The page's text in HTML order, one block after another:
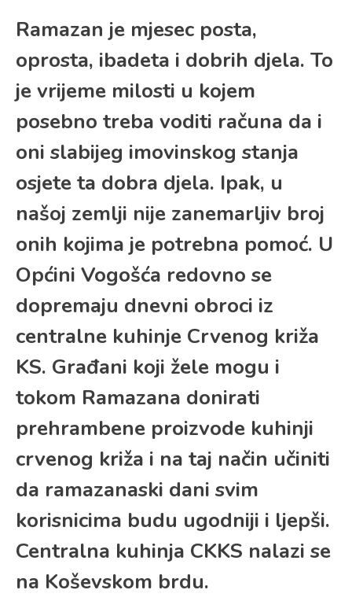
Ramazan je mjesec posta,
oprosta, ibadeta i dobrih djela. To
je vrijeme milosti u kojem
posebno treba voditi računa da i
oni slabijeg imovinskog stanja
osjete ta dobra djela. Ipak, u
našoj zemlji nije zanemarljiv broj
onih kojima je potrebna pomoć. U
Općini Vogošća redovno se
dopremaju dnevni obroci iz
centralne kuhinje Crvenog križa
KS. Građani koji žele mogu i
tokom Ramazana donirati
prehrambene proizvode kuhinji
crvenog križa i na taj način učiniti
da ramazanaski dani svim
korisnicima budu ugodniji i ljepši.
Centralna kuhinja CKKS nalazi se
na Koševskom brdu.